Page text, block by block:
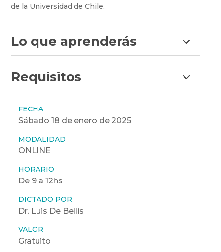
de la Universidad de Chile.
Lo que aprenderás
Requisitos
FECHA
Sábado 18 de enero de 2025
MODALIDAD
ONLINE
HORARIO
De 9 a 12hs
DICTADO POR
Dr. Luis De Bellis
VALOR
Gratuito